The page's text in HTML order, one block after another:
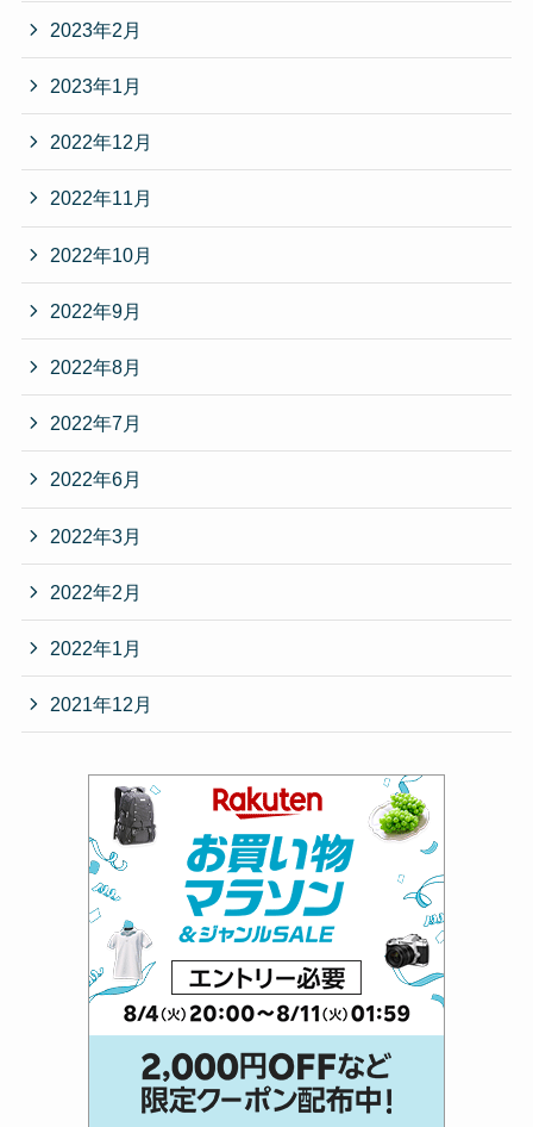
2023年2月
2023年1月
2022年12月
2022年11月
2022年10月
2022年9月
2022年8月
2022年7月
2022年6月
2022年3月
2022年2月
2022年1月
2021年12月